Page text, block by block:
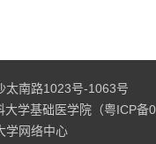
太南路1023号-1063号
学基础医学院（粤ICP备
学网络中心